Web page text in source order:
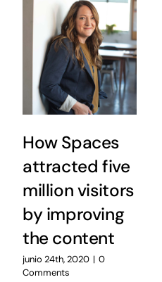
How Spaces
attracted five
million visitors
by improving
the content
junio 24th, 2020 | 0
Comments